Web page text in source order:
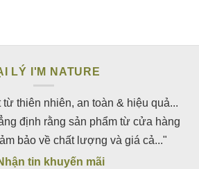
LÝ I'M NATURE
thiên nhiên, an toàn & hiệu quả...
định rằng sản phẩm từ cửa hàng
bảo về chất lượng và giá cả..."
tin khuyến mãi